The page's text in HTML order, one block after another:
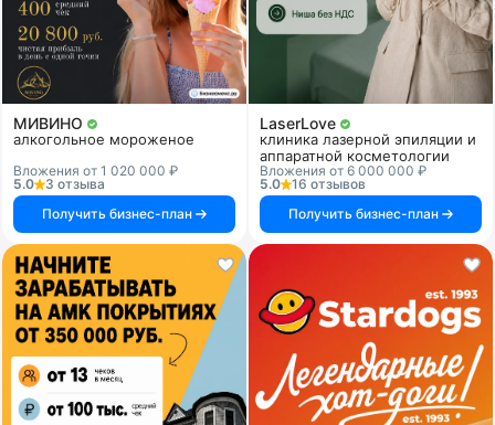
МИВИНО
алкогольное мороженое
Вложения от 1 020 000 ₽
5.0
3 отзыва
Получить бизнес-план
LaserLove
клиника лазерной эпиляции и
аппаратной косметологии
Вложения от 6 000 000 ₽
5.0
16 отзывов
Получить бизнес-план